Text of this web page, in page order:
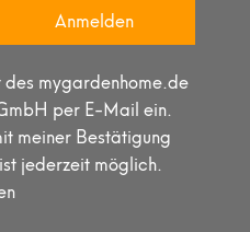
Anmelden
mygardenhome.de
per E-Mail ein.
meiner Bestätigung
jederzeit möglich.